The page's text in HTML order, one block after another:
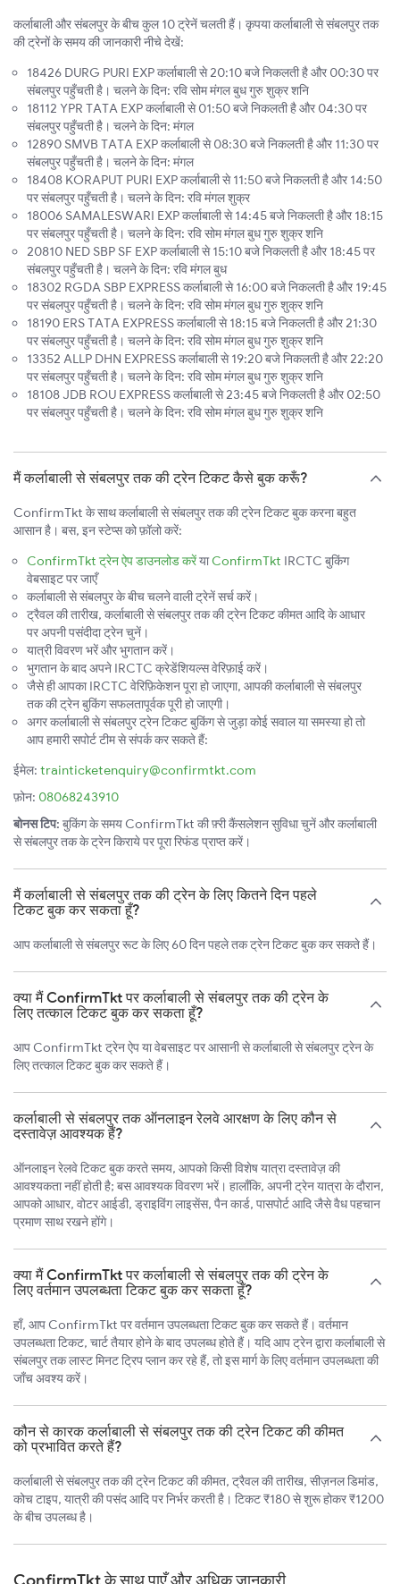
कर्लाबाली और संबलपुर के बीच कुल 10 ट्रेनें चलती हैं। कृपया कर्लाबाली से संबलपुर तक
की ट्रेनों के समय की जानकारी नीचे देखें:
18426 DURG PURI EXP कर्लाबाली से 20:10 बजे निकलती है और 00:30 पर
संबलपुर पहुँचती है। चलने के दिन: रवि सोम मंगल बुध गुरु शुक्र शनि
18112 YPR TATA EXP कर्लाबाली से 01:50 बजे निकलती है और 04:30 पर
संबलपुर पहुँचती है। चलने के दिन: मंगल
12890 SMVB TATA EXP कर्लाबाली से 08:30 बजे निकलती है और 11:30 पर
संबलपुर पहुँचती है। चलने के दिन: मंगल
18408 KORAPUT PURI EXP कर्लाबाली से 11:50 बजे निकलती है और 14:50
पर संबलपुर पहुँचती है। चलने के दिन: रवि मंगल शुक्र
18006 SAMALESWARI EXP कर्लाबाली से 14:45 बजे निकलती है और 18:15
पर संबलपुर पहुँचती है। चलने के दिन: रवि सोम मंगल बुध गुरु शुक्र शनि
20810 NED SBP SF EXP कर्लाबाली से 15:10 बजे निकलती है और 18:45 पर
संबलपुर पहुँचती है। चलने के दिन: रवि मंगल बुध
18302 RGDA SBP EXPRESS कर्लाबाली से 16:00 बजे निकलती है और 19:45
पर संबलपुर पहुँचती है। चलने के दिन: रवि सोम मंगल बुध गुरु शुक्र शनि
18190 ERS TATA EXPRESS कर्लाबाली से 18:15 बजे निकलती है और 21:30
पर संबलपुर पहुँचती है। चलने के दिन: रवि सोम मंगल बुध गुरु शुक्र शनि
13352 ALLP DHN EXPRESS कर्लाबाली से 19:20 बजे निकलती है और 22:20
पर संबलपुर पहुँचती है। चलने के दिन: रवि सोम मंगल बुध गुरु शुक्र शनि
18108 JDB ROU EXPRESS कर्लाबाली से 23:45 बजे निकलती है और 02:50
पर संबलपुर पहुँचती है। चलने के दिन: रवि सोम मंगल बुध गुरु शुक्र शनि
मैं कर्लाबाली से संबलपुर तक की ट्रेन टिकट कैसे बुक करूँ?
ConfirmTkt के साथ कर्लाबाली से संबलपुर तक की ट्रेन टिकट बुक करना बहुत
आसान है। बस, इन स्टेप्स को फ़ॉलो करें:
ConfirmTkt ट्रेन ऐप डाउनलोड करेंयाConfirmTkt IRCTC बुकिंग
वेबसाइट पर जाएँ
कर्लाबाली से संबलपुर के बीच चलने वाली ट्रेनें सर्च करें।
ट्रैवल की तारीख, कर्लाबाली से संबलपुर तक की ट्रेन टिकट कीमत आदि के आधार
पर अपनी पसंदीदा ट्रेन चुनें।
यात्री विवरण भरें और भुगतान करें।
भुगतान के बाद अपने IRCTC क्रेडेंशियल्स वेरिफ़ाई करें।
जैसे ही आपका IRCTC वेरिफ़िकेशन पूरा हो जाएगा, आपकी कर्लाबाली से संबलपुर
तक की ट्रेन बुकिंग सफलतापूर्वक पूरी हो जाएगी।
अगर कर्लाबाली से संबलपुर ट्रेन टिकट बुकिंग से जुड़ा कोई सवाल या समस्या हो तो
आप हमारी सपोर्ट टीम से संपर्क कर सकते हैं:
ईमेल: trainticketenquiry@confirmtkt.com
फ़ोन: 08068243910
बोनस टिप: बुकिंग के समय ConfirmTkt की फ़्री कैंसलेशन सुविधा चुनें और कर्लाबाली
से संबलपुर तक के ट्रेन किराये पर पूरा रिफंड प्राप्त करें।
मैं कर्लाबाली से संबलपुर तक की ट्रेन के लिए कितने दिन पहले
टिकट बुक कर सकता हूँ?
आप कर्लाबाली से संबलपुर रूट के लिए 60 दिन पहले तक ट्रेन टिकट बुक कर सकते हैं।
क्या मैं ConfirmTkt पर कर्लाबाली से संबलपुर तक की ट्रेन के
लिए तत्काल टिकट बुक कर सकता हूँ?
आप ConfirmTkt ट्रेन ऐप या वेबसाइट पर आसानी से कर्लाबाली से संबलपुर ट्रेन के
लिए तत्काल टिकट बुक कर सकते हैं।
कर्लाबाली से संबलपुर तक ऑनलाइन रेलवे आरक्षण के लिए कौन से
दस्तावेज़ आवश्यक हैं?
ऑनलाइन रेलवे टिकट बुक करते समय, आपको किसी विशेष यात्रा दस्तावेज़ की
आवश्यकता नहीं होती है; बस आवश्यक विवरण भरें। हालाँकि, अपनी ट्रेन यात्रा के दौरान,
आपको आधार, वोटर आईडी, ड्राइविंग लाइसेंस, पैन कार्ड, पासपोर्ट आदि जैसे वैध पहचान
प्रमाण साथ रखने होंगे।
क्या मैं ConfirmTkt पर कर्लाबाली से संबलपुर तक की ट्रेन के
लिए वर्तमान उपलब्धता टिकट बुक कर सकता हूँ?
हाँ, आप ConfirmTkt पर वर्तमान उपलब्धता टिकट बुक कर सकते हैं। वर्तमान
उपलब्धता टिकट, चार्ट तैयार होने के बाद उपलब्ध होते हैं। यदि आप ट्रेन द्वारा कर्लाबाली से
संबलपुर तक लास्ट मिनट ट्रिप प्लान कर रहे हैं, तो इस मार्ग के लिए वर्तमान उपलब्धता की
जाँच अवश्य करें।
कौन से कारक कर्लाबाली से संबलपुर तक की ट्रेन टिकट की कीमत
को प्रभावित करते हैं?
कर्लाबाली से संबलपुर तक की ट्रेन टिकट की कीमत, ट्रैवल की तारीख, सीज़नल डिमांड,
कोच टाइप, यात्री की पसंद आदि पर निर्भर करती है। टिकट ₹180 से शुरू होकर ₹1200
के बीच उपलब्ध है।